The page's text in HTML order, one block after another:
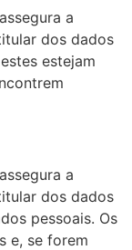
a
dos dados
estejam
a
dos dados
pessoais. Os
e, se forem